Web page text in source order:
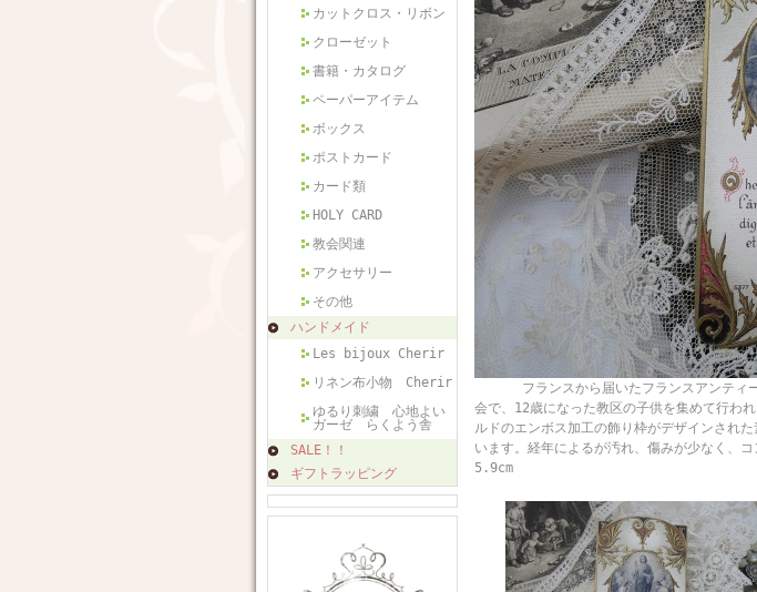
カットクロス・リボン
クローゼット
書籍・カタログ
ペーパーアイテム
ボックス
ポストカード
カード類
HOLY CARD
教会関連
アクセサリー
その他
ハンドメイド
Les bijoux Cherir
リネン布小物 Cherir
ゆるり刺繍 心地よい
ガーゼ らくよう舎
SALE！！
ギフトラッピング
フランスから届いたフランスアンティー
会で、12歳になった教区の子供を集めて行わ
ルドのエンボス加工の飾り枠がデザインされ
います。経年によるが汚れ、傷みが少な
5.9cm